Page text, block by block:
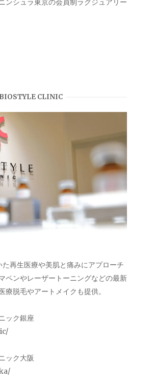
ンシュラ東京の会員制ラグジュアリー
BIOSTYLE CLINIC
再生医療や美肌と痛みにアプローチ
ペンやレーザートーニングなどの最新
療脱毛やアートメイクも提供。
ック銀座
ック大阪